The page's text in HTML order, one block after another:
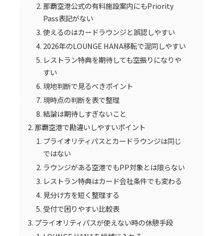
那覇空港公式の有料施設案内にもPriority
Pass表記がない
使えるのはカードラウンジと誤認しやすい
2026年のLOUNGE HANA移転で混同しやすい
レストラン特典を期待しても空振りになりや
すい
現地判断で見るべきポイント
現時点の判断を表で整理
結論は期待しすぎないこと
那覇空港で勘違いしやすいポイント
プライオリティパスとカードラウンジは同じ
ではない
ラウンジがある空港でもPP対象とは限らない
レストラン特典はカード会社条件でも変わる
見分け方を短く整理する
受付で困りやすい比較表
プライオリティパスが使えない時の休憩手段